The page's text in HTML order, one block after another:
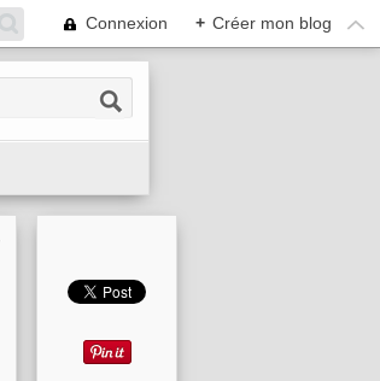
Connexion + Créer mon blog